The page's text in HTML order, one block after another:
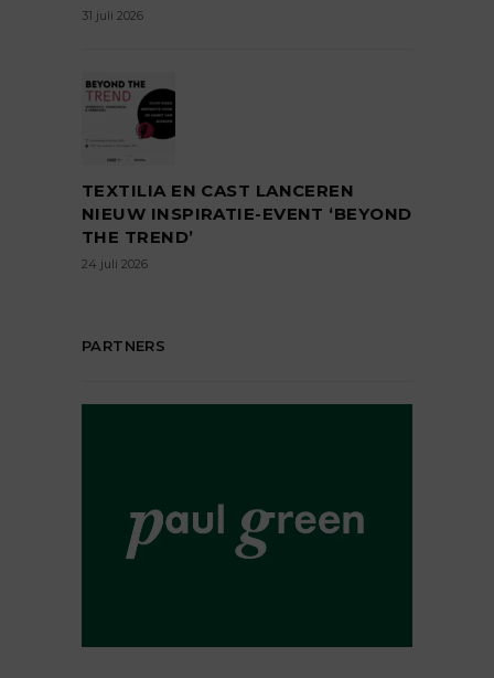
31 juli 2026
TEXTILIA EN CAST LANCEREN
NIEUW INSPIRATIE-EVENT ‘BEYOND
THE TREND’
24 juli 2026
PARTNERS